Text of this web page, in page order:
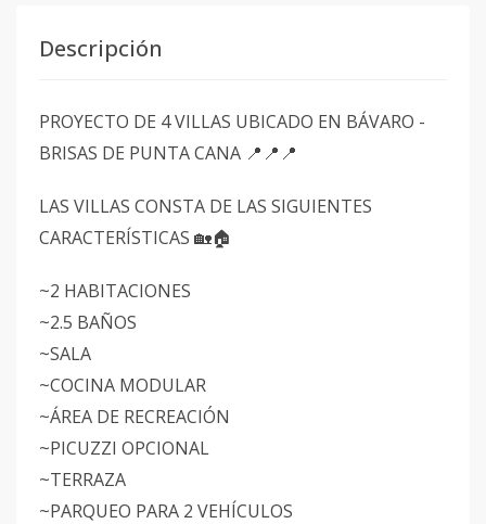
Descripción
PROYECTO DE 4 VILLAS UBICADO EN BÁVARO -
BRISAS DE PUNTA CANA 📍📍📍
LAS VILLAS CONSTA DE LAS SIGUIENTES
CARACTERÍSTICAS 🏡🏠
~2 HABITACIONES
~2.5 BAÑOS
~SALA
~COCINA MODULAR
~ÁREA DE RECREACIÓN
~PICUZZI OPCIONAL
~TERRAZA
~PARQUEO PARA 2 VEHÍCULOS